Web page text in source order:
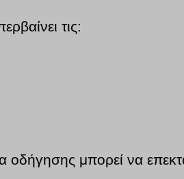
τις:
μπορεί να